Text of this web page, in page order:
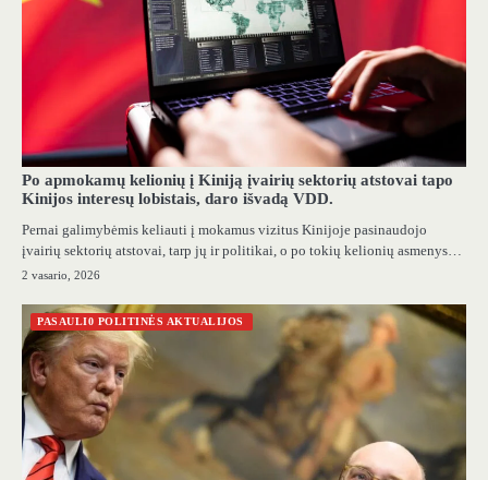
Po apmokamų kelionių į Kiniją įvairių sektorių atstovai tapo
Kinijos interesų lobistais, daro išvadą VDD.
Pernai galimybėmis keliauti į mokamus vizitus Kinijoje pasinaudojo
įvairių sektorių atstovai, tarp jų ir politikai, o po tokių kelionių asmenys…
2 vasario, 2026
PASAULI0 POLITINĖS AKTUALIJOS